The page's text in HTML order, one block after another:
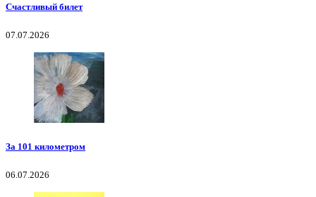
Счастливый билет
07.07.2026
За 101 километром
06.07.2026